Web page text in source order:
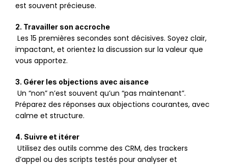
est souvent précieuse.
2. Travailler son accroche
impactant, et orientez la discussion sur la valeur que
vous apportez.
3. Gérer les objections avec aisance
Préparez des réponses aux objections courantes, avec
calme et structure.
4. Suivre et itérer
d’appel ou des scripts testés pour analyser et